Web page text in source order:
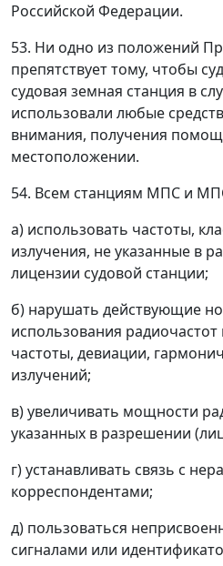
Российской Федерации.
53. Ни одно из положений
препятствует тому, чтобы
судовая земная станция в
использовали любые
внимания, получения
местоположении.
54. Всем станциям МПС и
а) использовать частоты,
излучения, не указанные в
лицензии судовой станции;
б) нарушать действующие
использования радиочастот
частоты, девиации,
излучений;
в) увеличивать мощности
указанных в разрешении
г) устанавливать связь с
корреспондентами;
д) пользоваться
сигналами или